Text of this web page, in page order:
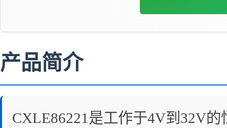
产品简介
CXLE86221是工作于4V到32V